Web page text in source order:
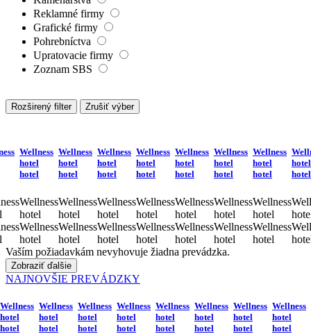
Reklamné firmy
Grafické firmy
Pohrebníctva
Upratovacie firmy
Zoznam SBS
Rozširený filter Zrušiť výber
Wellness
hotel
hotel
Wellness
hotel
Wellness
hotel
Wellness
hotel
hotel
Wellness
hotel
Wellness
hotel
Wellness
hotel
hotel
Wellness
hotel
Wellness
hotel
Wellness
hotel
hotel
Wellness
hotel
Wellness
hotel
Wellness
hotel
hotel
Wellness
hotel
Wellness
hotel
Wellness
hotel
hotel
Wellness
hotel
Wellness
hotel
Wellness
hotel
hotel
Wellness
hotel
Wellness
hotel
hotel
hotel
Vaším požiadavkám nevyhovuje žiadna prevádzka.
Zobraziť ďalšie
NAJNOVŠIE PREVÁDZKY
Wellness
hotel
hotel
Wellness
hotel
hotel
Wellness
hotel
hotel
Wellness
hotel
hotel
Wellness
hotel
hotel
Wellness
hotel
hotel
Wellness
hotel
hotel
Wellness
hotel
hotel